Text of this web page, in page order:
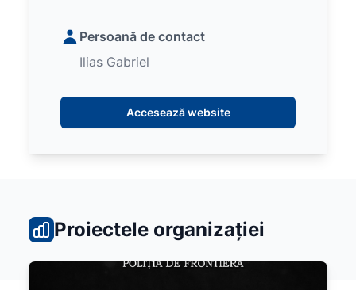
Persoană de contact
Ilias Gabriel
Accesează website
Proiectele organizației